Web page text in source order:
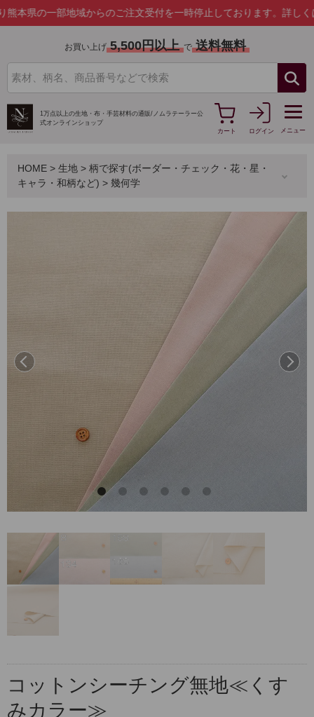
一部地域からのご注文受付を一時停止しております。詳しくはこちら
お買い上げ 5,500円以上 で 送料無料
1万点以上の生地・布・手芸材料の通販/ ノムラテーラー公
式オンラインショップ
カート
ログイン メニュー
HOME > 生地 > 柄で探す(ボーダー・チェック・花・星・
キャラ・和柄など) > 幾何学
前へ 次へ
コットンシーチング無地≪くす
みカラー≫